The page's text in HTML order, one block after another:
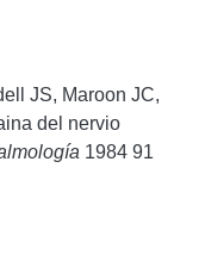
JS, Maroon JC,
del nervio
1984 91